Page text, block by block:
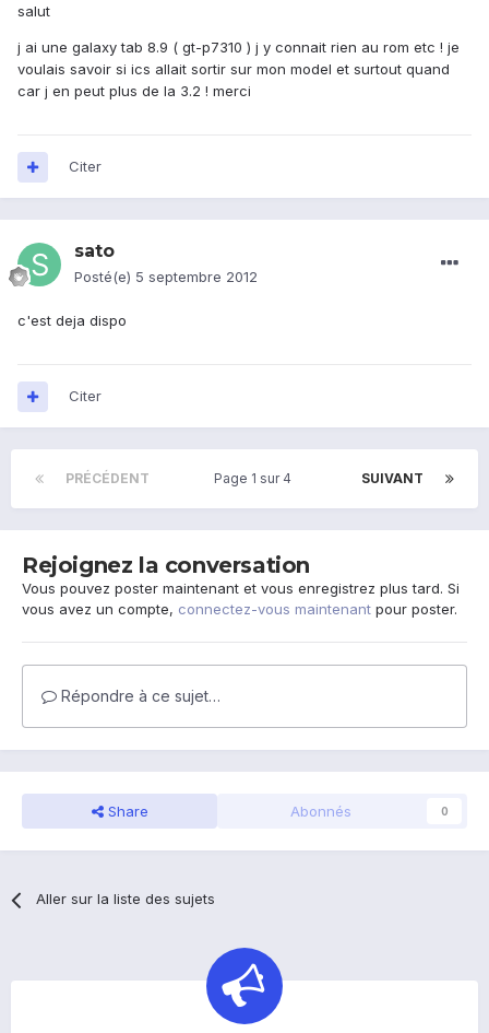
salut
j ai une galaxy tab 8.9 ( gt-p7310 ) j y connait rien au rom etc ! je
voulais savoir si ics allait sortir sur mon model et surtout quand
car j en peut plus de la 3.2 ! merci
Citer
sato
Posté(e) 5 septembre 2012
c'est deja dispo
Citer
PRÉCÉDENT SUIVANT
Page 1 sur 4
Rejoignez la conversation
Vous pouvez poster maintenant et vous enregistrez plus tard. Si
vous avez un compte, connectez-vous maintenant pour poster.
Répondre à ce sujet…
Share Abonnés 0
Aller sur la liste des sujets